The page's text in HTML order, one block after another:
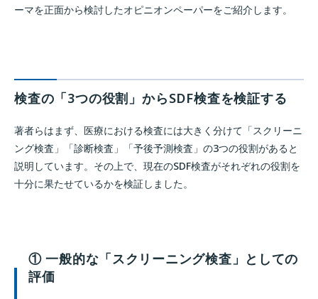
ーマを正面から検討したオピニオンペーパーをご紹介します。
検査の「3つの役割」からSDF検査を検証する
著者らはまず、医療における検査には大きく分けて「スクリーニ
ング検査」「診断検査」「予後予測検査」の3つの役割があると
説明しています。その上で、現在のSDF検査がそれぞれの役割を
十分に果たせているかを検証しました。
① 一般的な「スクリーニング検査」としての
評価